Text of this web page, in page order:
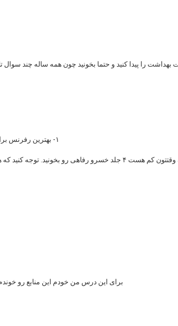
بهداشت را پیدا کنید و حتما بخونید چون همه ساله چند
۱- بهترین رفرنس برای این درس سه جلد حسین حاتمی هست اگه وقت کردید حتما اون سه جلد رو بخونید.
برای این درس من خودم این منابع رو